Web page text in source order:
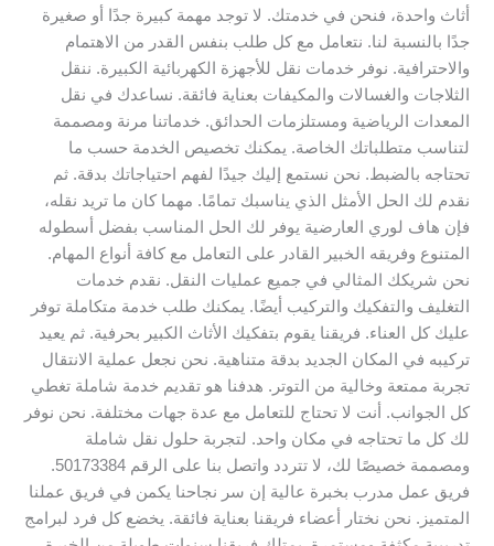
أثاث واحدة، فنحن في خدمتك. لا توجد مهمة كبيرة جدًا أو صغيرة
جدًا بالنسبة لنا. نتعامل مع كل طلب بنفس القدر من الاهتمام
والاحترافية. نوفر خدمات نقل للأجهزة الكهربائية الكبيرة. ننقل
الثلاجات والغسالات والمكيفات بعناية فائقة. نساعدك في نقل
المعدات الرياضية ومستلزمات الحدائق. خدماتنا مرنة ومصممة
لتناسب متطلباتك الخاصة. يمكنك تخصيص الخدمة حسب ما
تحتاجه بالضبط. نحن نستمع إليك جيدًا لفهم احتياجاتك بدقة. ثم
نقدم لك الحل الأمثل الذي يناسبك تمامًا. مهما كان ما تريد نقله،
فإن هاف لوري العارضية يوفر لك الحل المناسب بفضل أسطوله
المتنوع وفريقه الخبير القادر على التعامل مع كافة أنواع المهام.
نحن شريكك المثالي في جميع عمليات النقل. نقدم خدمات
التغليف والتفكيك والتركيب أيضًا. يمكنك طلب خدمة متكاملة توفر
عليك كل العناء. فريقنا يقوم بتفكيك الأثاث الكبير بحرفية. ثم يعيد
تركيبه في المكان الجديد بدقة متناهية. نحن نجعل عملية الانتقال
تجربة ممتعة وخالية من التوتر. هدفنا هو تقديم خدمة شاملة تغطي
كل الجوانب. أنت لا تحتاج للتعامل مع عدة جهات مختلفة. نحن نوفر
لك كل ما تحتاجه في مكان واحد. لتجربة حلول نقل شاملة
ومصممة خصيصًا لك، لا تتردد واتصل بنا على الرقم 50173384.
فريق عمل مدرب بخبرة عالية إن سر نجاحنا يكمن في فريق عملنا
المتميز. نحن نختار أعضاء فريقنا بعناية فائقة. يخضع كل فرد لبرامج